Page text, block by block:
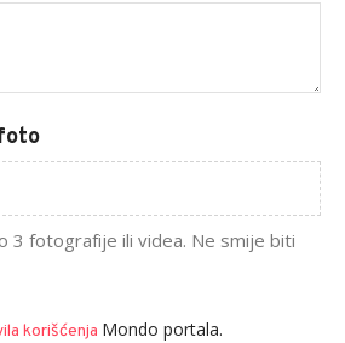
3 fotografije ili videa. Ne smije biti
korišćenja Mondo portala.